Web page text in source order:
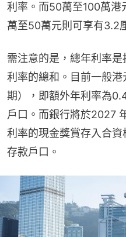
利率。而50萬至100萬港
萬至50萬元則可享有3.2
需注意的是，總年利率
利率的總和。目前一般
期），即額外年利率為
戶口。而銀行將於2027
利率的現金獎賞存入合
存款戶口。